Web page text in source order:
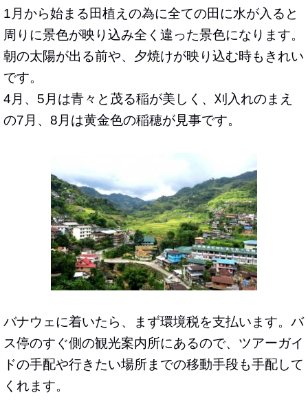
1月から始まる田植えの為に全ての田に水が入ると
周りに景色が映り込み全く違った景色になります。
朝の太陽が出る前や、夕焼けが映り込む時もきれい
です。
4月、5月は青々と茂る稲が美しく、刈入れのまえ
の7月、8月は黄金色の稲穂が見事です。
バナウェに着いたら、まず環境税を支払います。バ
ス停のすぐ側の観光案内所にあるので、ツアーガイ
ドの手配や行きたい場所までの移動手段も手配して
くれます。